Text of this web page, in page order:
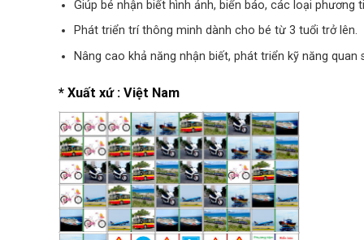
Giúp bé nhận biết hình ảnh, biển báo, các loại phương
Phát triển trí thông minh dành cho bé từ 3 tuổi trở lên.
Nâng cao khả năng nhận biết, phát triển kỹ năng quan
* Xuất xứ : Việt Nam